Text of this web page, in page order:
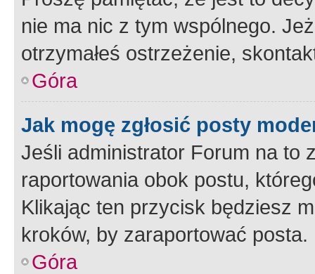
nie ma nic z tym wspólnego.
otrzymałeś ostrzeżenie,
Góra
Jak mogę zgłosić posty
Jeśli administrator Forum na to
raportowania obok postu,
Klikając ten przycisk będziesz
kroków, by zaraportować posta.
Góra